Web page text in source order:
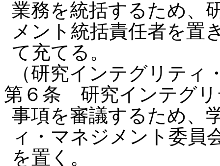
業務を統括するため、
メント統括責任者を置
て充てる。
（研究インテグリテ
第６条 研究インテグリ
事項を審議するため、
ィ・マネジメント委員
を置く。